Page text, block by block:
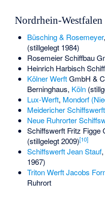
Nordrhein-Westfalen
Büsching & Rosemeyer,
(stillgelegt 1984)
Rosemeier Schiffbau
Heinrich Harbisch
Kölner WerftGmbH &
Berninghaus, Köln
Lux-Werft, Mondorf
Meidericher Schiffswerft
Neue Ruhrorter
Schiffswerft Fritz Figge
(stillgelegt 2009)[10]
Schiffswerft Jean Stauf,
1967)
Triton Werft Jacobs
Ruhrort